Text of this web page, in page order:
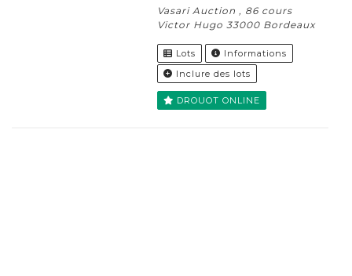
Vasari Auction , 86 cours
Victor Hugo 33000 Bordeaux
Lots
Informations
Inclure des lots
DROUOT ONLINE